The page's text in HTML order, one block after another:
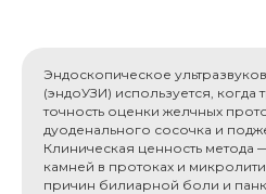
Эндоскопическое
(эндоУЗИ) используется, когда
точность оценки желчных
дуоденального сосочка и
Клиническая ценность метода
камней в протоках и
причин билиарной боли и